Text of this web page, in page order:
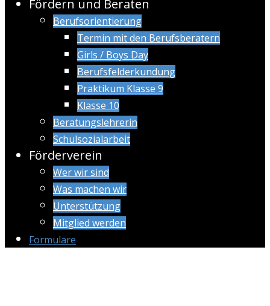
Fördern und Beraten
Berufsorientierung
Termin mit den Berufsberatern
Girls / Boys Day
Berufsfelderkundung
Praktikum Klasse 9
Klasse 10
Beratungslehrerin
Schulsozialarbeit
Förderverein
Wer wir sind
Was machen wir
Unterstützung
Mitglied werden
Formulare